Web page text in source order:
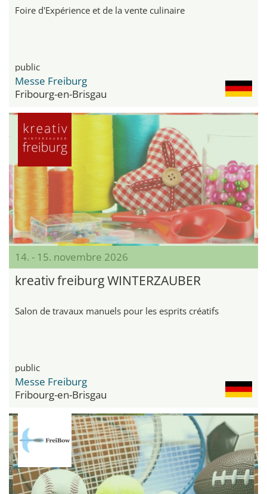
Foire d'Expérience et de la vente culinaire
public
Messe Freiburg
Fribourg-en-Brisgau
14. - 15. novembre 2026
kreativ freiburg WINTERZAUBER
Salon de travaux manuels pour les esprits créatifs
public
Messe Freiburg
Fribourg-en-Brisgau